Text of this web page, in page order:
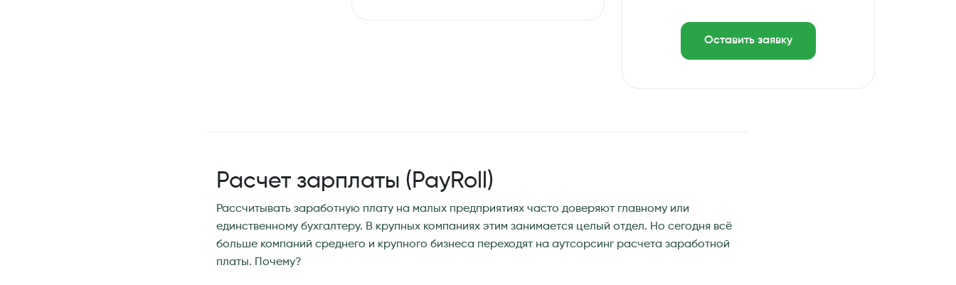
Оставить заявку
Расчет зарплаты (PayRoll)
Рассчитывать заработную плату на малых предприятиях часто доверяют главному или
единственному бухгалтеру. В крупных компаниях этим занимается целый отдел. Но сегодня всё
больше компаний среднего и крупного бизнеса переходят на аутсорсинг расчета заработной
платы. Почему?